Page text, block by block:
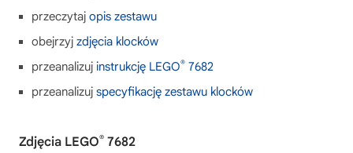
przeczytaj opis zestawu
obejrzyj zdjęcia klocków
przeanalizuj instrukcję LEGO® 7682
przeanalizuj specyfikację zestawu klocków
Zdjęcia LEGO® 7682